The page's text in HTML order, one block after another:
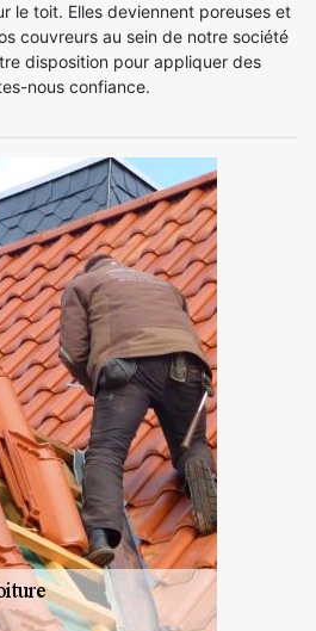
le toit. Elles deviennent poreuses et
couvreurs au sein de notre société
disposition pour appliquer des
nous confiance.